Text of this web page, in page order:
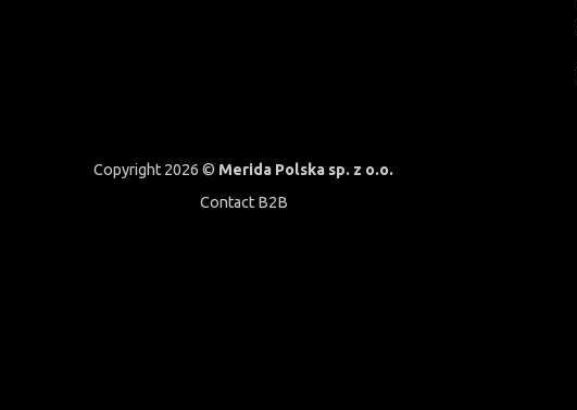
Copyright 2026 © Merida Polska sp. z o.o.
Contact B2B